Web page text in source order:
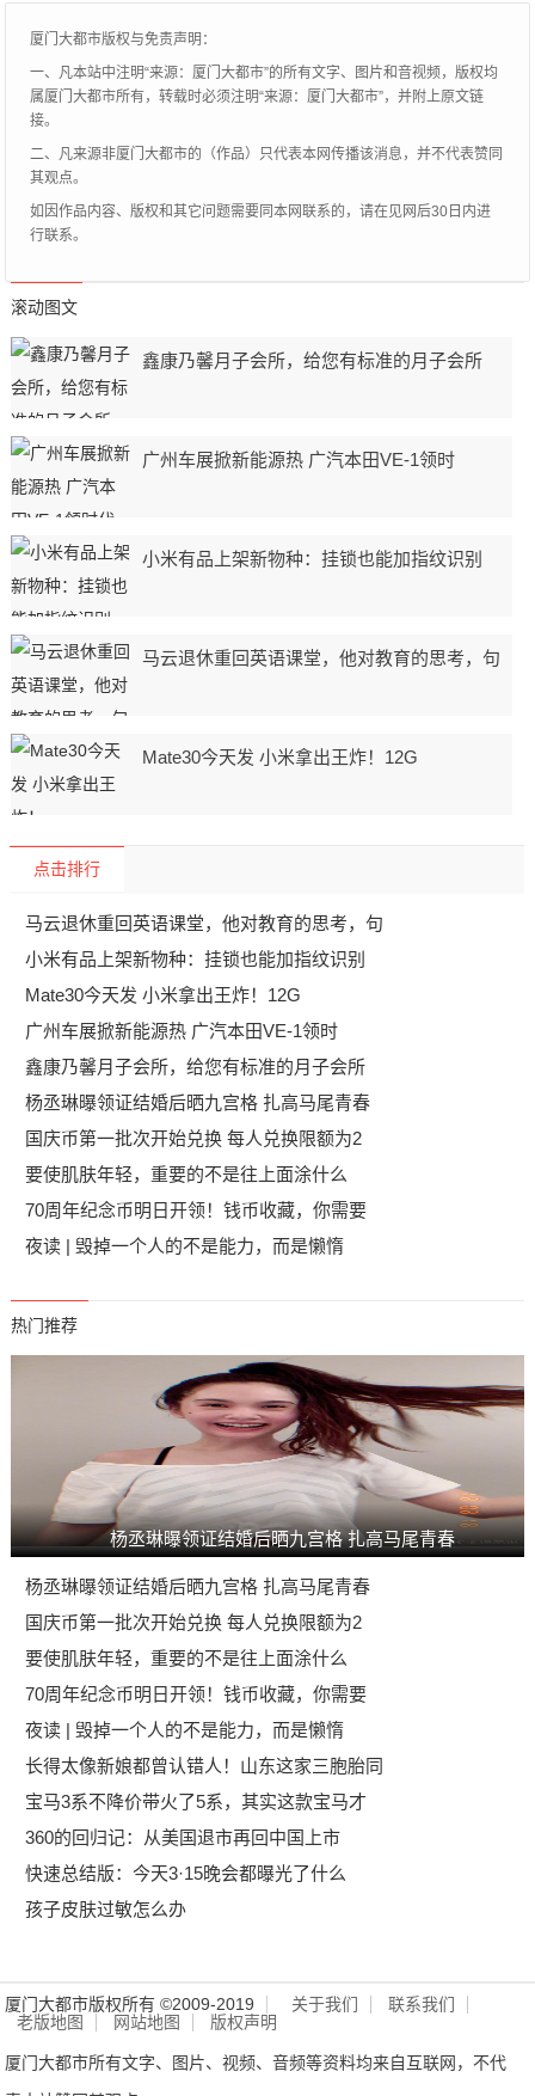
厦门大都市版权与免责声明：
一、凡本站中注明“来源：厦门大都市”的所有文字、图片和音视频，版权均
属厦门大都市所有，转载时必须注明“来源：厦门大都市”，并附上原文链
接。
二、凡来源非厦门大都市的（作品）只代表本网传播该消息，并不代表赞同
其观点。
如因作品内容、版权和其它问题需要同本网联系的，请在见网后30日内进
行联系。
滚动图文
鑫康乃馨月子会所，给您有标准的月子会所
广州车展掀新能源热 广汽本田VE-1领时
小米有品上架新物种：挂锁也能加指纹识别
马云退休重回英语课堂，他对教育的思考，句
Mate30今天发 小米拿出王炸！12G
点击排行
马云退休重回英语课堂，他对教育的思考，句
小米有品上架新物种：挂锁也能加指纹识别
Mate30今天发 小米拿出王炸！12G
广州车展掀新能源热 广汽本田VE-1领时
鑫康乃馨月子会所，给您有标准的月子会所
杨丞琳曝领证结婚后晒九宫格 扎高马尾青春
国庆币第一批次开始兑换 每人兑换限额为2
要使肌肤年轻，重要的不是往上面涂什么
70周年纪念币明日开领！钱币收藏，你需要
夜读 | 毁掉一个人的不是能力，而是懒惰
热门推荐
杨丞琳曝领证结婚后晒九宫格 扎高马尾青春
杨丞琳曝领证结婚后晒九宫格 扎高马尾青春
国庆币第一批次开始兑换 每人兑换限额为2
要使肌肤年轻，重要的不是往上面涂什么
70周年纪念币明日开领！钱币收藏，你需要
夜读 | 毁掉一个人的不是能力，而是懒惰
长得太像新娘都曾认错人！山东这家三胞胎同
宝马3系不降价带火了5系，其实这款宝马才
360的回归记：从美国退市再回中国上市
快速总结版：今天3·15晚会都曝光了什么
孩子皮肤过敏怎么办
厦门大都市版权所有 ©2009-2019 关于我们
联系我们
老版地图
网站地图 版权声明
厦门大都市所有文字、图片、视频、音频等资料均来自互联网，不代